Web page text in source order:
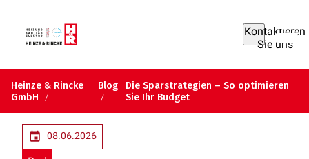
Kontaktieren
Sie uns
Heinze & Rincke
GmbH
Blog
Die Sparstrategien – So optimieren
Sie Ihr Budget
08.06.2026